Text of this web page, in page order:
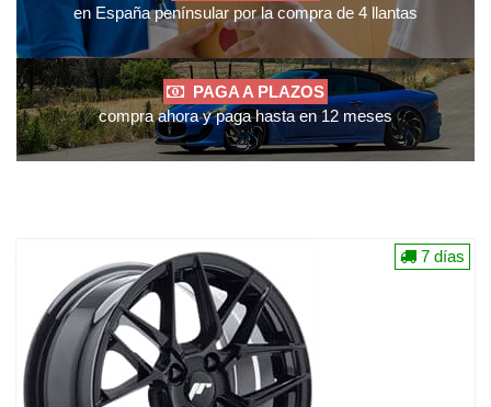
en España penínsular por la compra de 4 llantas
PAGA A PLAZOS
compra ahora y paga hasta en 12 meses
7 días